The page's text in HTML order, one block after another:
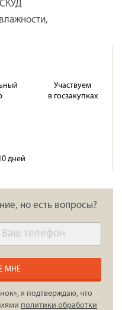
Участвуем
в госзакупках
дней
но есть вопросы?
МНЕ
я подтверждаю, что
политики обработки